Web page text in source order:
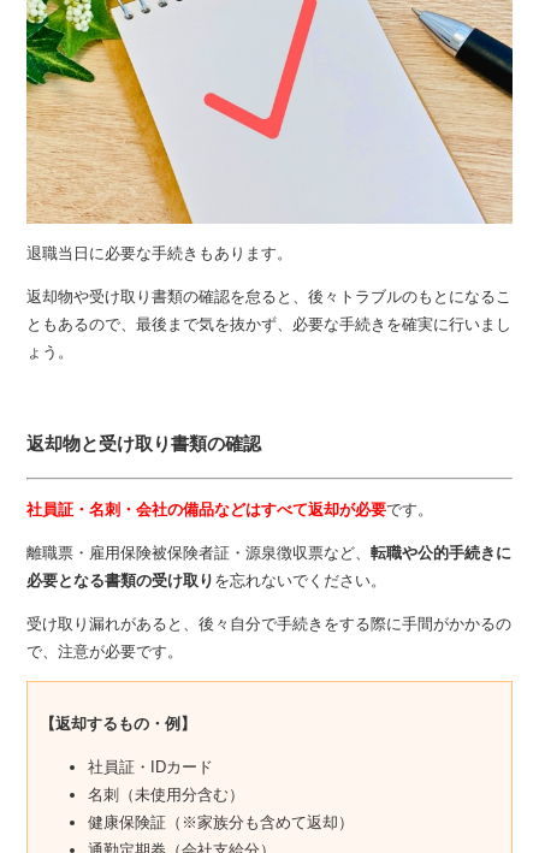
退職当日に必要な手続きもあります。
返却物や受け取り書類の確認を怠ると、後々トラブルのもとになるこ
ともあるので、最後まで気を抜かず、必要な手続きを確実に行いまし
ょう。
返却物と受け取り書類の確認
社員証・名刺・会社の備品などはすべて返却が必要です。
離職票・雇用保険被保険者証・源泉徴収票など、転職や公的手続きに
必要となる書類の受け取り を忘れないでください。
受け取り漏れがあると、後々自分で手続きをする際に手間がかかるの
で、注意が必要です。
【返却するもの・例】
社員証・IDカード
名刺（未使用分含む）
健康保険証（※家族分も含めて返却）